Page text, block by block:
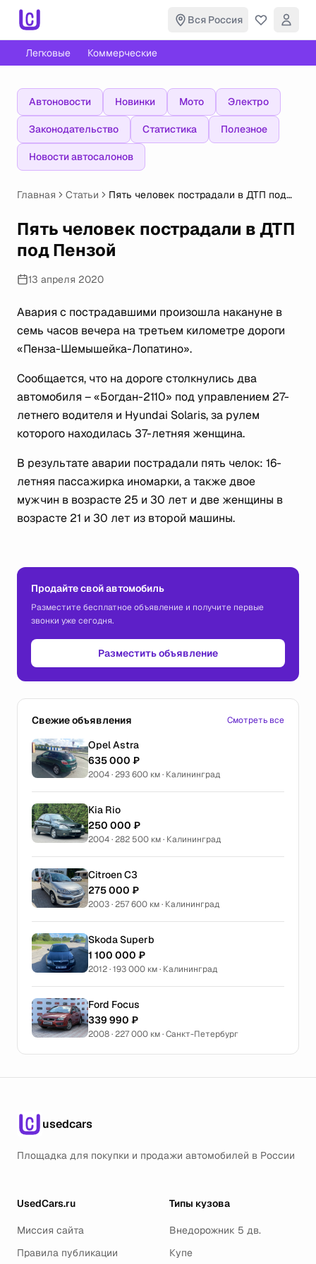
Вся Россия
Легковые Коммерческие
Автоновости Новинки Мото Электро
Законодательство Статистика Полезное
Новости автосалонов
Главная Статьи
Пять человек пострадали в ДТП под
Пять человек пострадали в ДТП
под Пензой
13 апреля 2020
Авария с пострадавшими произошла накануне в
семь часов вечера на третьем километре дороги
«Пенза-Шемышейка-Лопатино».
Сообщается, что на дороге столкнулись два
автомобиля – «Богдан-2110» под управлением 27-
летнего водителя и Hyundai Solaris, за рулем
которого находилась 37-летняя женщина.
В результате аварии пострадали пять челок: 16-
летняя пассажирка иномарки, а также двое
мужчин в возрасте 25 и 30 лет и две женщины в
возрасте 21 и 30 лет из второй машины.
Продайте свой автомобиль
Разместите бесплатное объявление и получите первые
звонки уже сегодня.
Разместить объявление
Свежие объявления Смотреть все
Opel Astra
635 000 ₽
2004 · 293 600 км · Калининград
Kia Rio
250 000 ₽
2004 · 282 500 км · Калининград
Citroen C3
275 000 ₽
2003 · 257 600 км · Калининград
Skoda Superb
1 100 000 ₽
2012 · 193 000 км · Калининград
Ford Focus
339 990 ₽
2008 · 227 000 км · Санкт-Петербург
usedcars
Площадка для покупки и продажи автомобилей в России
UsedCars.ru
Миссия сайта
Правила публикации
Типы кузова
Внедорожник 5 дв.
Купе